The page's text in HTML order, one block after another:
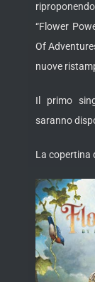
“Flower
Of
nuove
Il primo
saranno
La copertina